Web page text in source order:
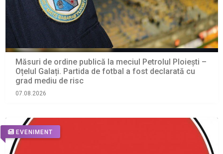
Măsuri de ordine publică la meciul Petrolul Ploiești –
Oțelul Galați. Partida de fotbal a fost declarată cu
grad mediu de risc
07.08.2026
EVENIMENT